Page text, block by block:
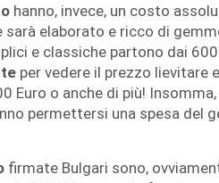
hanno, invece, un costo
elaborato e ricco di
e classiche partono dai
per vedere il prezzo lievitare
Euro o anche di più!
permettersi una spesa del
firmate Bulgari sono,